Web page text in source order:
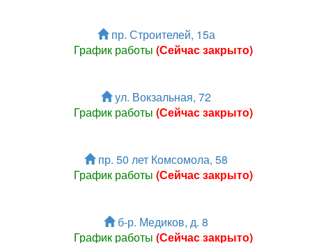
пр. Строителей, 15а
График работы (Сейчас закрыто)
ул. Вокзальная, 72
График работы (Сейчас закрыто)
пр. 50 лет Комсомола, 58
График работы (Сейчас закрыто)
б-р. Медиков, д. 8
График работы (Сейчас закрыто)